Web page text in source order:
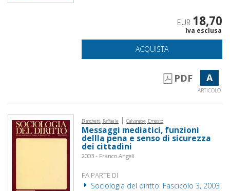
EUR 18,70
Iva esclusa
ACQUISTA
PDF A
ARTICOLO
Bianchetti, Raffaele | Calvanese, Ernesto
Messaggi mediatici, funzioni
dellla pena e senso di sicurezza
dei cittadini
2003 - Franco Angeli
FA PARTE DI
Sociologia del diritto. Fascicolo 3, 2003